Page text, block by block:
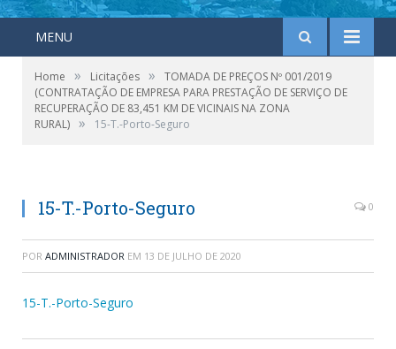
MENU
Home » Licitações »
TOMADA DE PREÇOS Nº 001/2019
(CONTRATAÇÃO DE EMPRESA PARA PRESTAÇÃO DE SERVIÇO DE
RECUPERAÇÃO DE 83,451 KM DE VICINAIS NA ZONA
RURAL) » 15-T.-Porto-Seguro
15-T.-Porto-Seguro 0
POR ADMINISTRADOR EM 13 DE JULHO DE 2020
15-T.-Porto-Seguro